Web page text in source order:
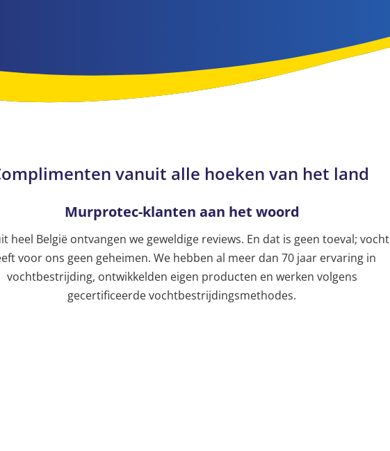
vanuit alle hoeken van het land
Murprotec-klanten aan het woord
heel België ontvangen we geweldige reviews. En dat is geen toeval; vocht
voor ons geen geheimen. We hebben al meer dan 70 jaar ervaring in
vochtbestrijding, ontwikkelden eigen producten en werken volgens
gecertificeerde vochtbestrijdingsmethodes.